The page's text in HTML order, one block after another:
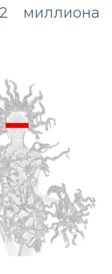
миллиона